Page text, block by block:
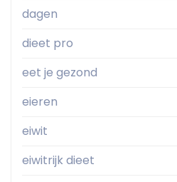
dagen
dieet pro
eet je gezond
eieren
eiwit
eiwitrijk dieet